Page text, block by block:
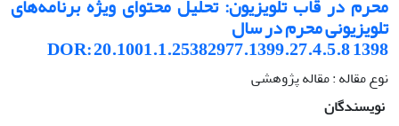
تلویزیونی محرم در سال
1398 DOR: 20.1001.1.25382977.1399.27.4.5.8
نوع مقاله : مقاله پژوهشی
نویسندگان